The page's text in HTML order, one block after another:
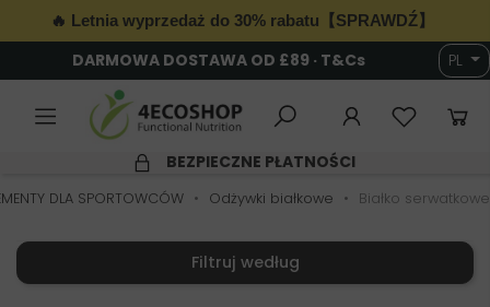
🔥 Letnia wyprzedaż do 30% rabatu【SPRAWDŹ】
DARMOWA DOSTAWA OD £89 · T&Cs PL
BEZPIECZNE PŁATNOŚCI
DLA SPORTOWCÓW Odżywki białkowe Białko serwatkowe
Filtruj według